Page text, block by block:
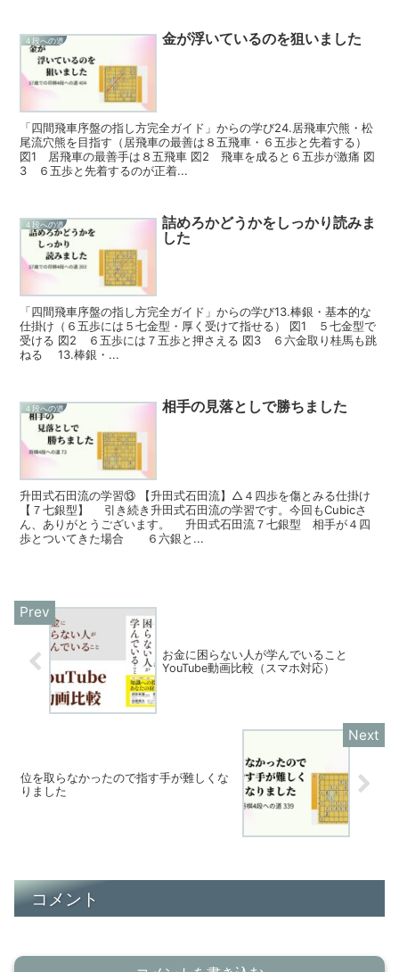
４段への道 金が浮いているのを狙いました
「四間飛車序盤の指し方完全ガイド」からの学び24.居飛車穴熊・松
尾流穴熊を目指す（居飛車の最善は８五飛車・６五歩と先着する）
図1 居飛車の最善手は８五飛車 図2 飛車を成ると６五歩が激痛 図
3 ６五歩と先着するのが正着...
４段への道
詰めろかどうかをしっかり読みま
した
「四間飛車序盤の指し方完全ガイド」からの学び13.棒銀・基本的な
仕掛け（６五歩には５七金型・厚く受けて指せる） 図1 ５七金型で
受ける 図2 ６五歩には７五歩と押さえる 図3 ６六金取り桂馬も跳
ねる 13.棒銀・...
４段への道 相手の見落としで勝ちました
升田式石田流の学習⑬ 【升田式石田流】△４四歩を傷とみる仕掛け
【７七銀型】 引き続き升田式石田流の学習です。今回もCubicさ
ん、ありがとうございます。 升田式石田流７七銀型 相手が４四
歩とついてきた場合 ６六銀と...
お金に困らない人が学んでいること
YouTube動画比較（スマホ対応）
位を取らなかったので指す手が難しくな
りました
コメント